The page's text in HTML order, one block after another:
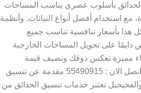
بأسلوب عصري يناسب المساحات
مع استخدام أفضل أنواع النباتات. وأنظمة
هذا بأسعار تنافسية تناسب جميع
دايمًا على تحويل المساحات الخارجية
مميزة تعكس ذوقك وتضيف قيمة
حقيقية لمكانك. اتصل الان : 55490915 مقدمة عن تنسيق
تعتبر خدمات تنسيق الحدائق من